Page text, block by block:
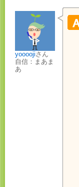
yoooojiさん
自信：まあま
あ